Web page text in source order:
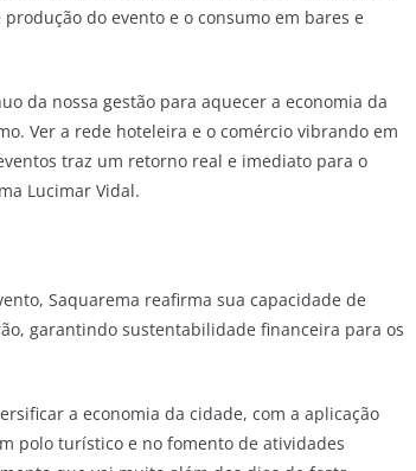
do evento e o consumo em bares e
da nossa gestão para aquecer a economia da
Ver a rede hoteleira e o comércio vibrando em
traz um retorno real e imediato para o
Lucimar Vidal.
Saquarema reafirma sua capacidade de
garantindo sustentabilidade financeira para os
a economia da cidade, com a aplicação
polo turístico e no fomento de atividades